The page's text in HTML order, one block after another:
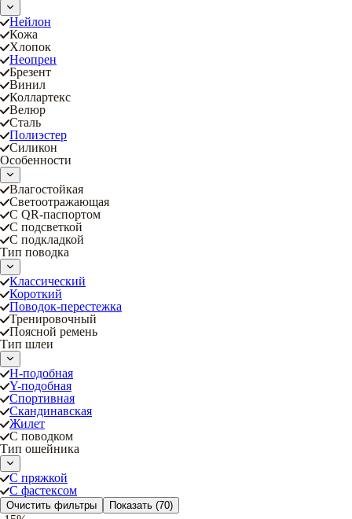
Нейлон
Кожа
Хлопок
Неопрен
Брезент
Винил
Коллартекс
Велюр
Сталь
Полиэстер
Силикон
Особенности
Влагостойкая
Светоотражающая
С QR-паспортом
С подсветкой
С подкладкой
Тип поводка
Классический
Короткий
Поводок-перестежка
Тренировочный
Поясной ремень
Тип шлеи
Н-подобная
Y-подобная
Спортивная
Скандинавская
Жилет
С поводком
Тип ошейника
С пряжкой
С фастексом
Очистить фильтры Показать (70)